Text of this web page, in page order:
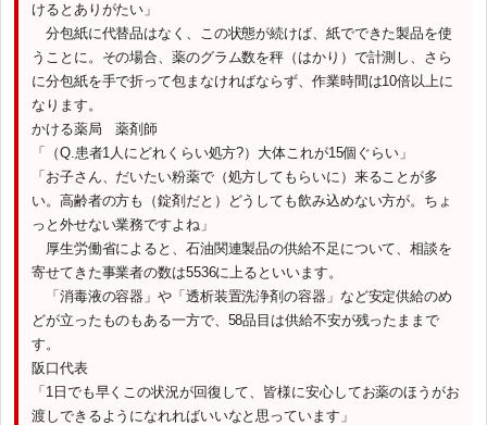
けるとありがたい」
分包紙に代替品はなく、この状態が続けば、紙でできた製品を使
うことに。その場合、薬のグラム数を秤（はかり）で計測し、さら
に分包紙を手で折って包まなければならず、作業時間は10倍以上に
なります。
かける薬局 薬剤師
「（Q.患者1人にどれくらい処方?）大体これが15個ぐらい」
「お子さん、だいたい粉薬で（処方してもらいに）来ることが多
い。高齢者の方も（錠剤だと）どうしても飲み込めない方が。ちょ
っと外せない業務ですよね」
厚生労働省によると、石油関連製品の供給不足について、相談を
寄せてきた事業者の数は5536に上るといいます。
「消毒液の容器」や「透析装置洗浄剤の容器」など安定供給のめ
どが立ったものもある一方で、58品目は供給不安が残ったままで
す。
阪口代表
「1日でも早くこの状況が回復して、皆様に安心してお薬のほうがお
渡しできるようになれればいいなと思っています」